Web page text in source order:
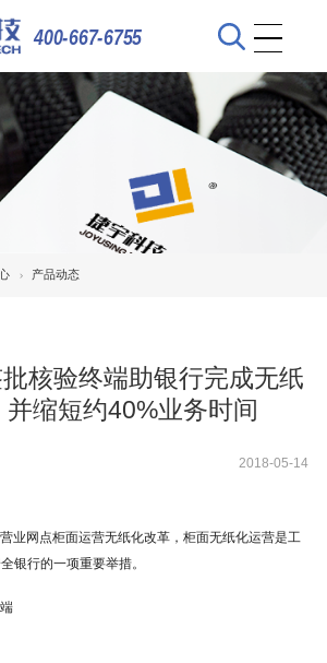
400-667-6755
产品动态
核验终端助银行完成无纸
缩短约40%业务时间
2018-05-14
业网点柜面运营无纸化改革，柜面无纸化运营是工
银行的一项重要举措。